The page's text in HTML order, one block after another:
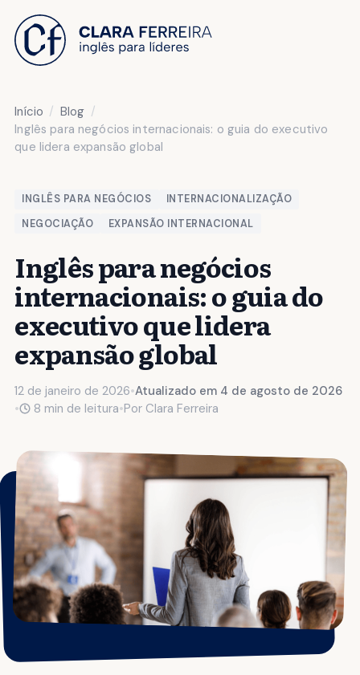
Início
Blog
Inglês para negócios internacionais: o guia do executivo
que lidera expansão global
INGLÊS PARA NEGÓCIOS
INTERNACIONALIZAÇÃO
NEGOCIAÇÃO
EXPANSÃO INTERNACIONAL
Inglês para negócios
internacionais: o guia do
executivo que lidera
expansão global
12 de janeiro de 2026•Atualizado em 4 de agosto de 2026
•
8 min de leitura•Por Clara Ferreira